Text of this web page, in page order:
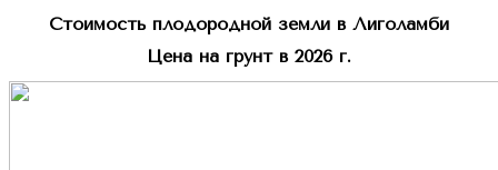
Стоимость плодородной земли в Лиголамби
Цена на грунт в 2026 г.